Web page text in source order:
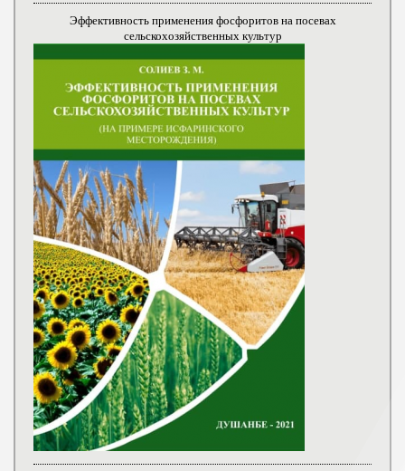
Эффективность применения фосфоритов на посевах
сельскохозяйственных культур